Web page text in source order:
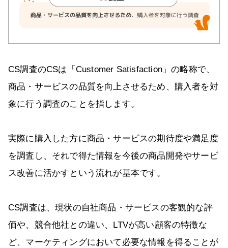
CS調査のCSは「Customer Satisfaction」の略称で、
商品・サービスの品質を向上させるため、購入者を対
象に行う調査のことを指します。
実際に購入した方に商品・サービスの期待度や満足度
を調査し、それで得た情報を今後の商品開発やサービ
ス改善に活かすという流れが基本です。
CS調査は、現状の自社商品・サービスの客観的な評
価や、競合他社との違い、LTVが高い顧客の特徴な
ど、マーケティングにおいて必要な情報を得ることが